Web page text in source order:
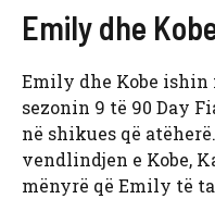
Emily dhe
Emily dhe Kobe
sezonin 9 të 90 Day
në shikues që
vendlindjen e Kobe,
mënyrë që Emily të